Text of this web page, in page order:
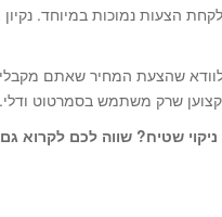
שהצעת המחיר שאתם
שרק משתמש בסמרטוט ודלי.
ניקוי שטיח? שווה לכם לקרוא